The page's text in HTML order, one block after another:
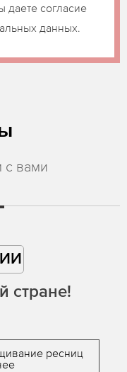
даете согласие
данных.
с вами
стране!
ресниц